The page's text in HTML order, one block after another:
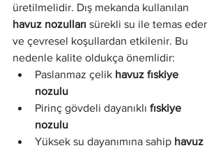
üretilmelidir. Dış mekanda kullanılan
havuz nozulları sürekli su ile temas eder
ve çevresel koşullardan etkilenir. Bu
nedenle kalite oldukça önemlidir:
Paslanmaz çelik havuz fıskiye
nozulu
Pirinç gövdeli dayanıklı fıskiye
nozulu
Yüksek su dayanımına sahip havuz